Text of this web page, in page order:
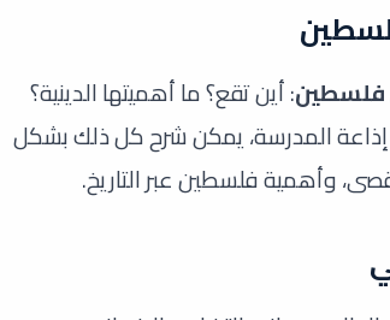
فلسطين: أين تقع؟ ما أهميتها الدينية؟
المدرسة، يمكن شرح كل ذلك بشكل
وأهمية فلسطين عبر التاريخ.